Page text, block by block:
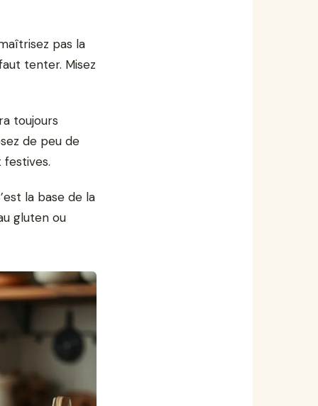
pas la
tenter. Misez
toujours
de peu de
la base de la
gluten ou